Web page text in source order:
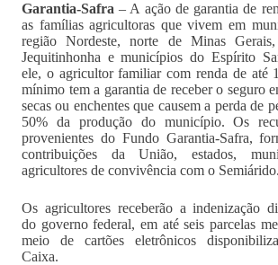
Garantia-Safra – A ação de garantia de
as famílias agricultoras que vivem em
região Nordeste, norte de Minas
Jequitinhonha e municípios do Espírito
ele, o agricultor familiar com renda de até
mínimo tem a garantia de receber o seguro
secas ou enchentes que causem a perda de
50% da produção do município. Os
provenientes do Fundo Garantia-Safra,
contribuições da União, estados,
agricultores de convivência com o Semiárido.
Os agricultores receberão a indenização
do governo federal, em até seis parcelas
meio de cartões eletrônicos
Caixa.